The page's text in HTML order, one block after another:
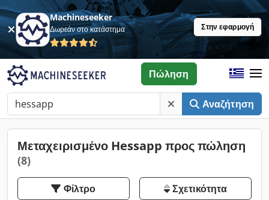
Machineseeker
Δωρεάν στο κατάστημα Στην εφαρμογή
Αναζήτηση
Πώληση
Μεταχειρισμένο Hessapp προς πώληση
(8)
Φίλτρο Σχετικότητα